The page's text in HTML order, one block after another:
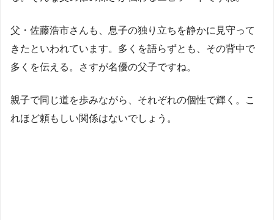
父・佐藤浩市さんも、息子の独り立ちを静かに見守って
きたといわれています。多くを語らずとも、その背中で
多くを伝える。さすが名優の父子ですね。
親子で同じ道を歩みながら、それぞれの個性で輝く。こ
れほど頼もしい関係はないでしょう。